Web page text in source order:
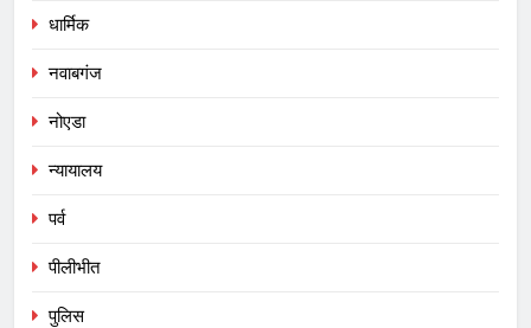
धार्मिक
नवाबगंज
नोएडा
न्यायालय
पर्व
पीलीभीत
पुलिस